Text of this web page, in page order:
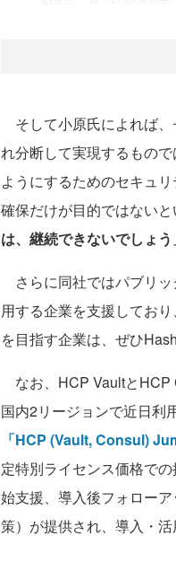
そして小原氏によれば
れ分断して実現するもの
ようにするためのセキュ
確保だけが目的ではない
は、継続できないでしょう
さらに同社ではパブリ
用する企業を支援してお
を目指す企業は、ぜひ
なお、HCP VaultとHCP
国内2リージョンで近日利
「HCP (Vault, Consul)
定特別ライセンス価格で
始支援、導入後フォロー
策）が提供され、導入・